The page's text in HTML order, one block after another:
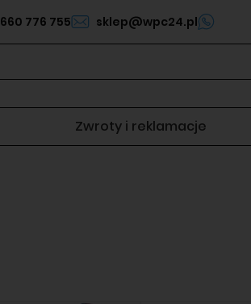
660 776 755 sklep@wpc24.pl
Zwroty i reklamacje